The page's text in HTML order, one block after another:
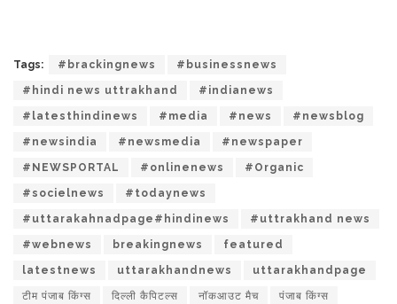
Tags: #brackingnews #businessnews
#hindi news uttrakhand #indianews
#latesthindinews #media #news #newsblog
#newsindia #newsmedia #newspaper
#NEWSPORTAL #onlinenews #Organic
#socielnews #todaynews
#uttarakahnadpage#hindinews #uttrakhand news
#webnews breakingnews featured
latestnews uttarakhandnews uttarakhandpage
टीम पंजाब किंग्स दिल्ली कैपिटल्स नॉकआउट मैच पंजाब किंग्स